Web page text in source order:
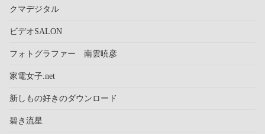
クマデジタル
ビデオSALON
フォトグラファー 南雲暁彦
家電女子.net
新しもの好きのダウンロード
碧き流星